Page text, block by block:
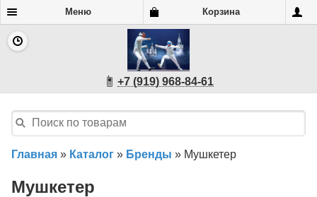
Меню Корзина
+7 (919) 968-84-61
Главная » Каталог » Бренды » Мушкетер
Мушкетер